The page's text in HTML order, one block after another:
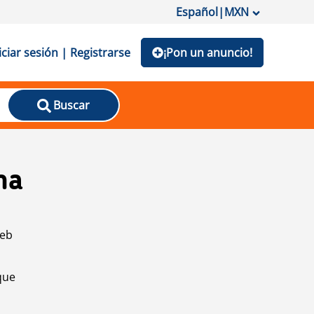
Español|MXN
sesión | Registrarse ¡Pon un anuncio!
Buscar